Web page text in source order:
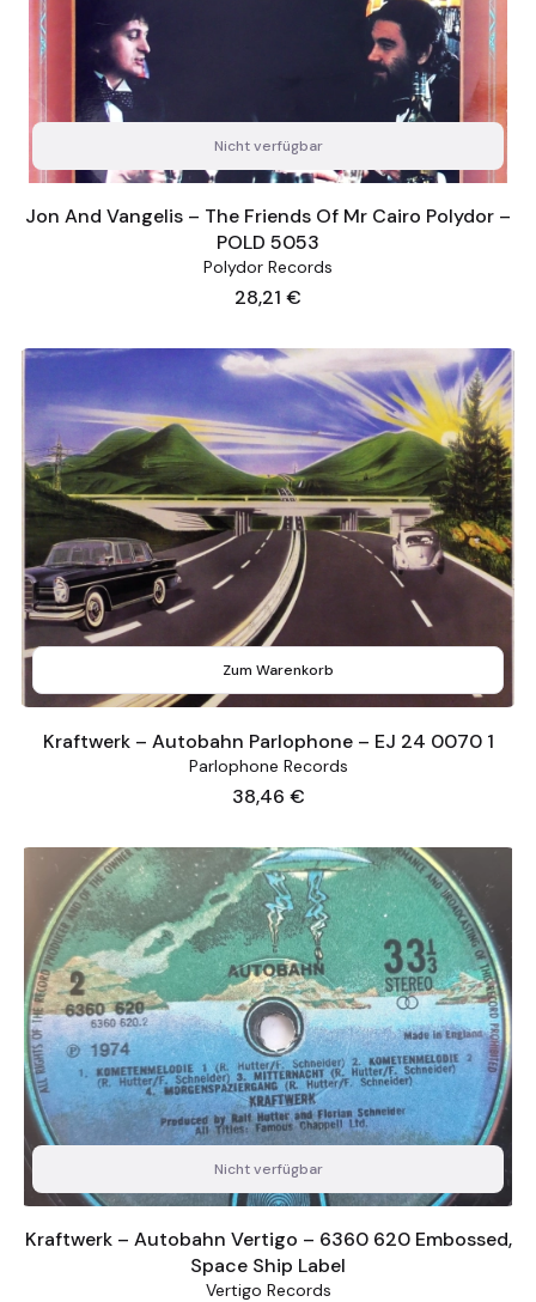
Nicht verfügbar
Jon And Vangelis – The Friends Of Mr Cairo Polydor –
POLD 5053
Polydor Records
Preis
28,21 €
Zum Warenkorb
Kraftwerk – Autobahn Parlophone – EJ 24 0070 1
Parlophone Records
Preis
38,46 €
Nicht verfügbar
Kraftwerk – Autobahn Vertigo – 6360 620 Embossed,
Space Ship Label
Vertigo Records